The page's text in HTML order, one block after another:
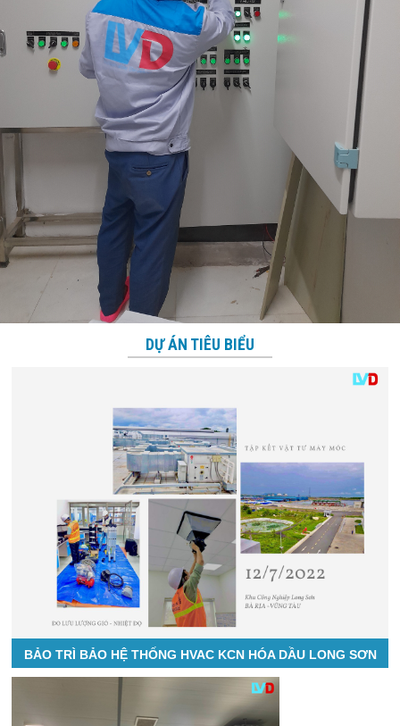
DỰ ÁN TIÊU BIỂU
BẢO TRÌ BẢO HỆ THỐNG HVAC KCN HÓA DẦU LONG SƠN